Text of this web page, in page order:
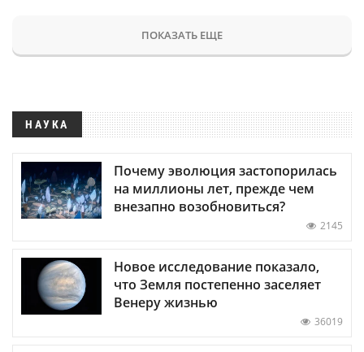
ПОКАЗАТЬ ЕЩЕ
НАУКА
Почему эволюция застопорилась
на миллионы лет, прежде чем
внезапно возобновиться?
2145
Новое исследование показало,
что Земля постепенно заселяет
Венеру жизнью
36019